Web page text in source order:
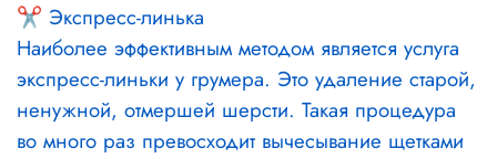
✂ Экспресс-линька
Наиболее эффективным методом является услуга
экспресс-линьки у грумера. Это удаление старой,
ненужной, отмершей шерсти. Такая процедура
во много раз превосходит вычесывание щетками